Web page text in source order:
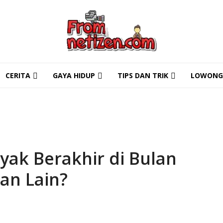
CERITA GAYA HIDUP TIPS DAN TRIK
Hujan di Indonesia
di Berbagai Negara
Berakhir di Bulan
Lain?